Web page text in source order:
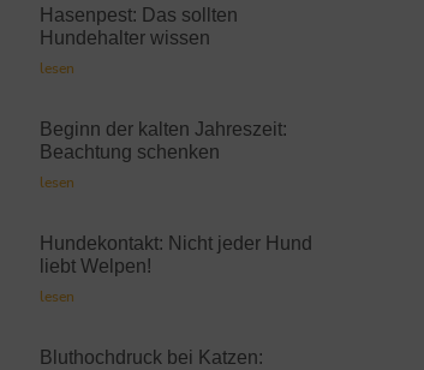
Hasenpest: Das sollten
Hundehalter wissen
lesen
Beginn der kalten Jahreszeit:
Beachtung schenken
lesen
Hundekontakt: Nicht jeder Hund
liebt Welpen!
lesen
Bluthochdruck bei Katzen: